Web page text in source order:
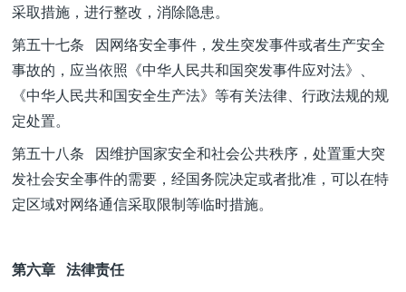
采取措施，进行整改，消除隐患。
第五十七条 因网络安全事件，发生突发事件或者生产安全
事故的，应当依照《中华人民共和国突发事件应对法》、
《中华人民共和国安全生产法》等有关法律、行政法规的规
定处置。
第五十八条 因维护国家安全和社会公共秩序，处置重大突
发社会安全事件的需要，经国务院决定或者批准，可以在特
定区域对网络通信采取限制等临时措施。
第六章 法律责任